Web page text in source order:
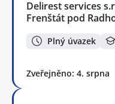
Delirest services
Frenštát pod
Plný úvazek
Zveřejněno: 4. srpna